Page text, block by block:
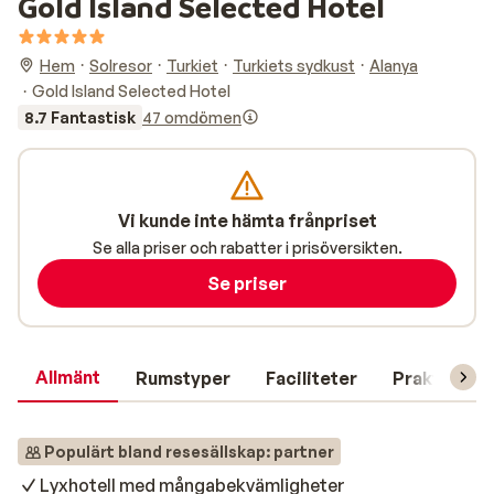
Hem Solresor Turkiet Turkiets sydkust
Alanya
Gold Island Selected Hotel
8.7 Fantastisk 47 omdömen
Allmänt Rumstyper Faciliteter Praktisk
Populärt bland resesällskap: partner
Lyxhotell med mångabekvämligheter
Vi kunde inte hämta frånpriset
Se alla priser och rabatter i prisöversikten.
Se priser